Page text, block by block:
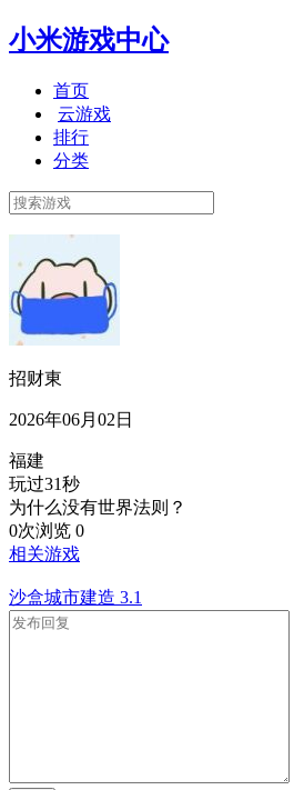
小米游戏中心
首页
云游戏
排行
分类
招财東
2026年06月02日
福建
玩过31秒
为什么没有世界法则？
0次浏览 0
相关游戏
沙盒城市建造 3.1